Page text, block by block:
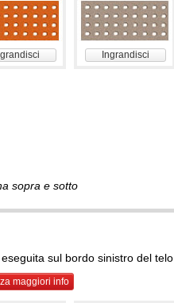
Ingrandisci
sopra e sotto
sul bordo sinistro del telo
maggiori info